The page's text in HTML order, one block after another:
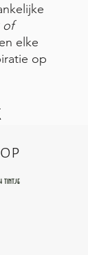
of
elke
op
tintje